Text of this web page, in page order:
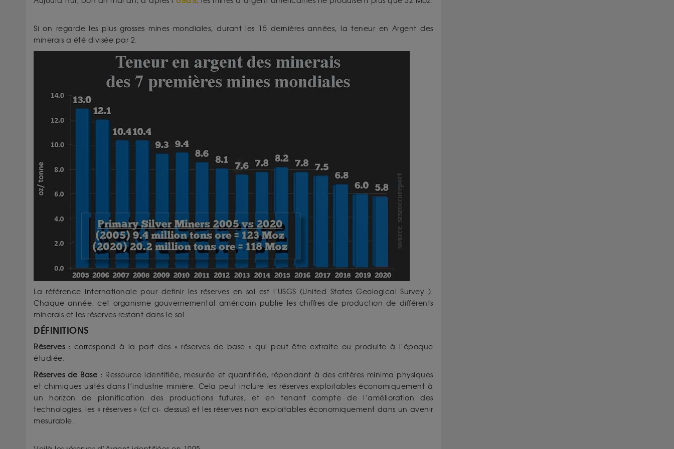
Si on regarde les plus grosses mines mondiales, durant les 15 dernières années, la teneur en Argent des
minerais a été divisée par 2.
La référence internationale pour definir les réserves en sol est l’USGS (United States Geological Survey ).
Chaque année, cet organisme gouvernemental américain publie les chiffres de production de différents
minerais et les réserves restant dans le sol.
DÉFINITIONS
Réserves : correspond à la part des « réserves de base » qui peut être extraite ou produite à l’époque
étudiée.
Réserves de Base : Ressource identifiée, mesurée et quantifiée, répondant à des critères minima physiques
et chimiques usités dans l’industrie minière. Cela peut inclure les réserves exploitables économiquement à
un horizon de planification des productions futures, et en tenant compte de l’amélioration des
technologies, les « réserves » (cf ci- dessus) et les réserves non exploitables économiquement dans un avenir
mesurable.